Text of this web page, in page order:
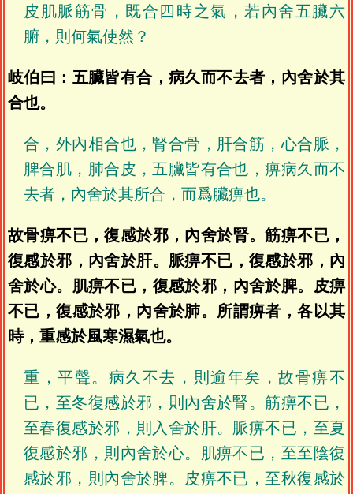
皮肌脈筋骨，既合四時之氣，若內舍五臟六
腑，則何氣使然？
岐伯曰：五臟皆有合，病久而不去者，內舍於其
合也。
合，外內相合也，腎合骨，肝合筋，心合脈，
脾合肌，肺合皮，五臟皆有合也，痹病久而不
去者，內舍於其所合，而爲臟痹也。
故骨痹不已，復感於邪，內舍於腎。筋痹不已，
復感於邪，內舍於肝。脈痹不已，復感於邪，內
舍於心。肌痹不已，復感於邪，內舍於脾。皮痹
不已，復感於邪，內舍於肺。所謂痹者，各以其
時，重感於風寒濕氣也。
重，平聲。病久不去，則逾年矣，故骨痹不
已，至冬復感於邪，則內舍於腎。筋痹不已，
至春復感於邪，則入舍於肝。脈痹不已，至夏
復感於邪，則內舍於心。肌痹不已，至至陰復
感於邪，則內舍於脾。皮痹不已，至秋復感於